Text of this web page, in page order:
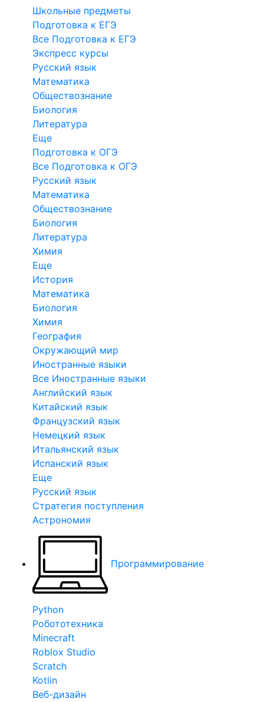
Школьные предметы
Подготовка к ЕГЭ
Все Подготовка к ЕГЭ
Экспресс курсы
Русский язык
Математика
Обществознание
Биология
Литература
Еще
Подготовка к ОГЭ
Все Подготовка к ОГЭ
Русский язык
Математика
Обществознание
Биология
Литература
Химия
Еще
История
Математика
Биология
Химия
География
Окружающий мир
Иностранные языки
Все Иностранные языки
Английский язык
Китайский язык
Французский язык
Немецкий язык
Итальянский язык
Испанский язык
Еще
Русский язык
Стратегия поступления
Астрономия
Программирование
Python
Робототехника
Minecraft
Roblox Studio
Scratch
Kotlin
Веб-дизайн